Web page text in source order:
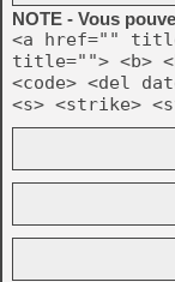
NOTE - Vous
<a href=""
title=""> <b>
<code> <del
<s> <strike>